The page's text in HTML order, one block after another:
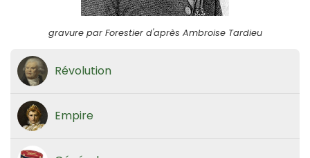
gravure par Forestier d'après Ambroise Tardieu
Révolution
Empire